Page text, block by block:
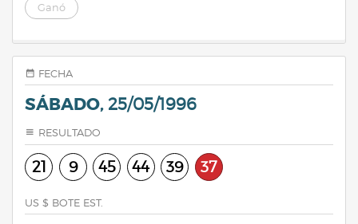
Ganó
FECHA
SÁBADO, 25/05/1996
RESULTADO
21 9 45 44 39 37
US $ BOTE EST.